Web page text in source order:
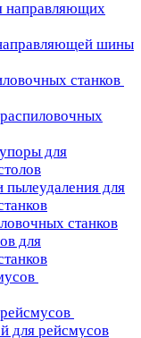
направляющих
шины
станков
для
для
станков
для
для рейсмусов